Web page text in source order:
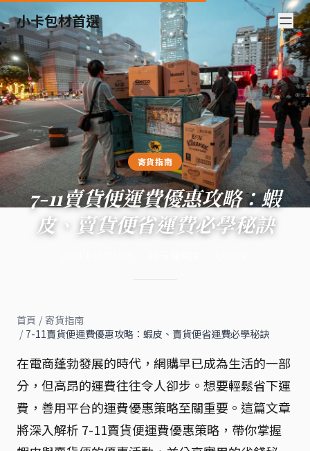
小卡包材首選
寄貨指南
7-11賣貨便運費優惠攻略：蝦
皮、賣貨便省運費必學秘訣
首頁 / 寄貨指南
/ 7-11賣貨便運費優惠攻略：蝦皮、賣貨便省運費必學秘訣
在電商蓬勃發展的時代，網購早已成為生活的一部
分，但高昂的運費往往令人卻步。想要輕鬆省下運
費，善用平台的運費優惠策略至關重要。這篇文章
將深入解析 7-11賣貨便運費優惠策略，帶你掌握